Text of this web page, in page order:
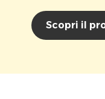
Scopri il